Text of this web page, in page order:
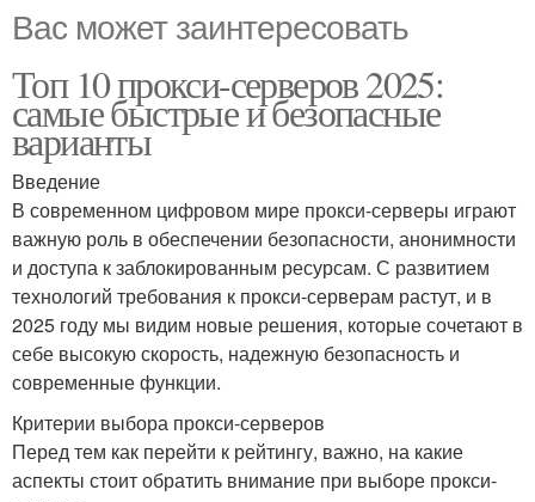
Вас может заинтересовать
Топ 10 прокси-серверов 2025:
самые быстрые и безопасные
варианты
Введение
В современном цифровом мире прокси-серверы играют
важную роль в обеспечении безопасности, анонимности
и доступа к заблокированным ресурсам. С развитием
технологий требования к прокси-серверам растут, и в
2025 году мы видим новые решения, которые сочетают в
себе высокую скорость, надежную безопасность и
современные функции.
Критерии выбора прокси-серверов
Перед тем как перейти к рейтингу, важно, на какие
аспекты стоит обратить внимание при выборе прокси-